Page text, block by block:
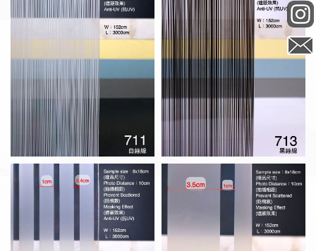
A-13 中條砂 A-16 粗條砂